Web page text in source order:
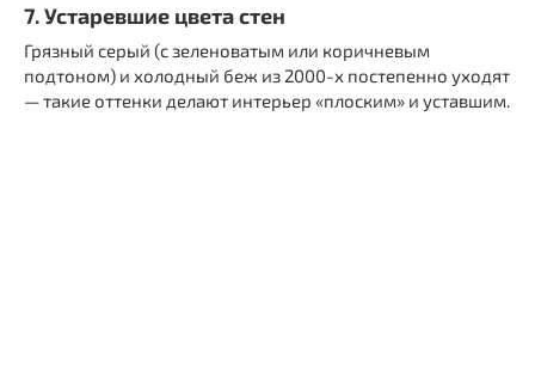
7. Устаревшие цвета стен
Грязный серый (с зеленоватым или коричневым
подтоном) и холодный беж из 2000-х постепенно уходят
— такие оттенки делают интерьер «плоским» и уставшим.